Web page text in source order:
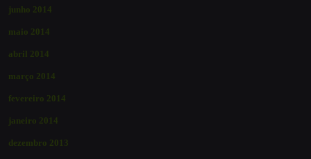
junho 2014
maio 2014
abril 2014
março 2014
fevereiro 2014
janeiro 2014
dezembro 2013